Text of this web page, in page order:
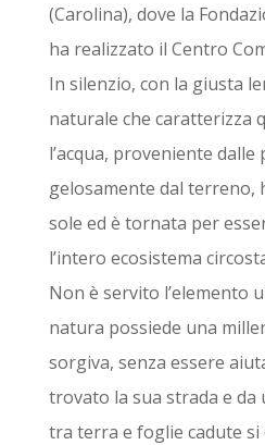
(Carolina), dove la
ha realizzato il Centro
In silenzio, con la giusta
naturale che caratterizza
l’acqua, proveniente
gelosamente dal terreno,
sole ed è tornata per
l’intero ecosistema
Non è servito l’elemento
natura possiede una
sorgiva, senza essere
trovato la sua strada e da
tra terra e foglie cadute si